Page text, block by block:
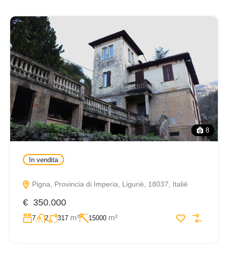
8
In vendita
Pigna, Provincia di Imperia, Ligurië, 18037, Italië
€ 350.000
7 2 317 m² 15000 m²